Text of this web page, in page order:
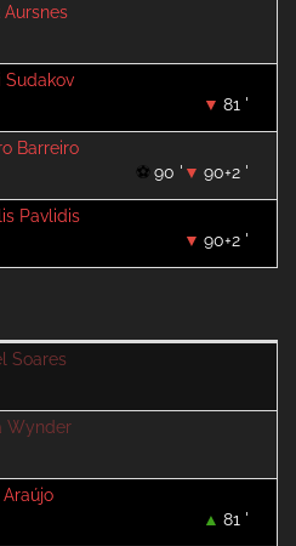
Aursnes
Sudakov
81 '
Barreiro
90+2 '
90 '
Pavlidis
90+2 '
Soares
Wynder
Araújo
81 '